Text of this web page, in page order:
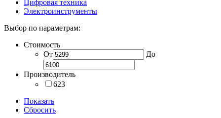
Цифровая техника
Электроинструменты
Выбор по параметрам:
Стоимость
От
До
Производитель
623
Показать
Сбросить